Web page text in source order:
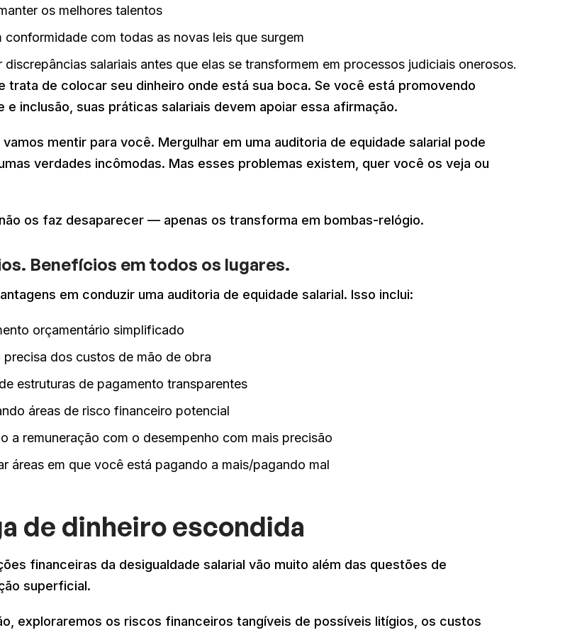
os melhores talentos
conformidade com todas as novas leis que surgem
discrepâncias salariais antes que elas se transformem em processos judiciais onerosos.
trata de colocar seu dinheiro onde está sua boca. Se você está promovendo
e inclusão, suas práticas salariais devem apoiar essa afirmação.
vamos mentir para você. Mergulhar em uma auditoria de equidade salarial pode
verdades incômodas. Mas esses problemas existem, quer você os veja ou
os faz desaparecer — apenas os transforma em bombas-relógio.
Benefícios em todos os lugares.
em conduzir uma auditoria de equidade salarial. Isso inclui:
orçamentário simplificado
precisa dos custos de mão de obra
estruturas de pagamento transparentes
áreas de risco financeiro potencial
a remuneração com o desempenho com mais precisão
áreas em que você está pagando a mais/pagando mal
de dinheiro escondida
financeiras da desigualdade salarial vão muito além das questões de
superficial.
exploraremos os riscos financeiros tangíveis de possíveis litígios, os custos